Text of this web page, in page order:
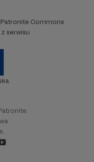
Patronite Commons
serwisu